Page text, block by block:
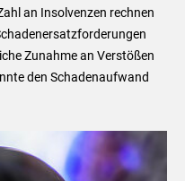
an Insolvenzen rechnen
Zunahme an Verstößen
den Schadenaufwand